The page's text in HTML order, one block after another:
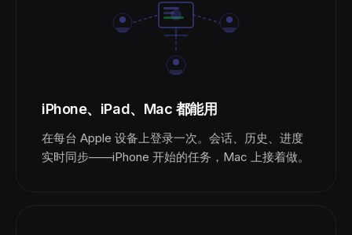
iPhone、iPad、Mac 都能用
在每台 Apple 设备上登录一次。会话、历史、进度
实时同步——iPhone 开始的任务，Mac 上接着做。